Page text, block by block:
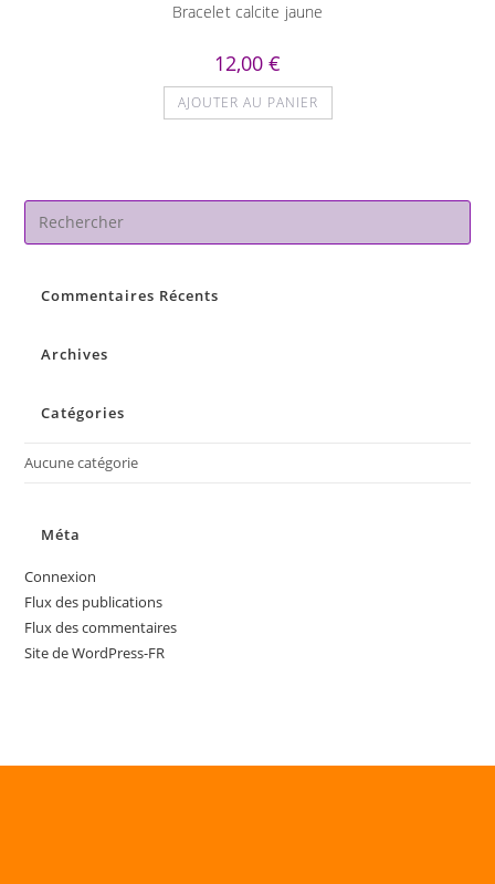
Bracelet calcite jaune
12,00 €
AJOUTER AU PANIER
Commentaires Récents
Archives
Catégories
Aucune catégorie
Méta
Connexion
Flux des publications
Flux des commentaires
Site de WordPress-FR